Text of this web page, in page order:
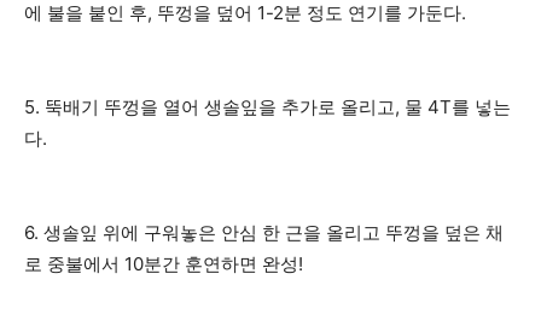
에 불을 붙인 후, 뚜껑을 덮어 1-2분 정도 연기를 가둔다.
5. 뚝배기 뚜껑을 열어 생솔잎을 추가로 올리고, 물 4T를 넣는
다.
6. 생솔잎 위에 구워놓은 안심 한 근을 올리고 뚜껑을 덮은 채
로 중불에서 10분간 훈연하면 완성!